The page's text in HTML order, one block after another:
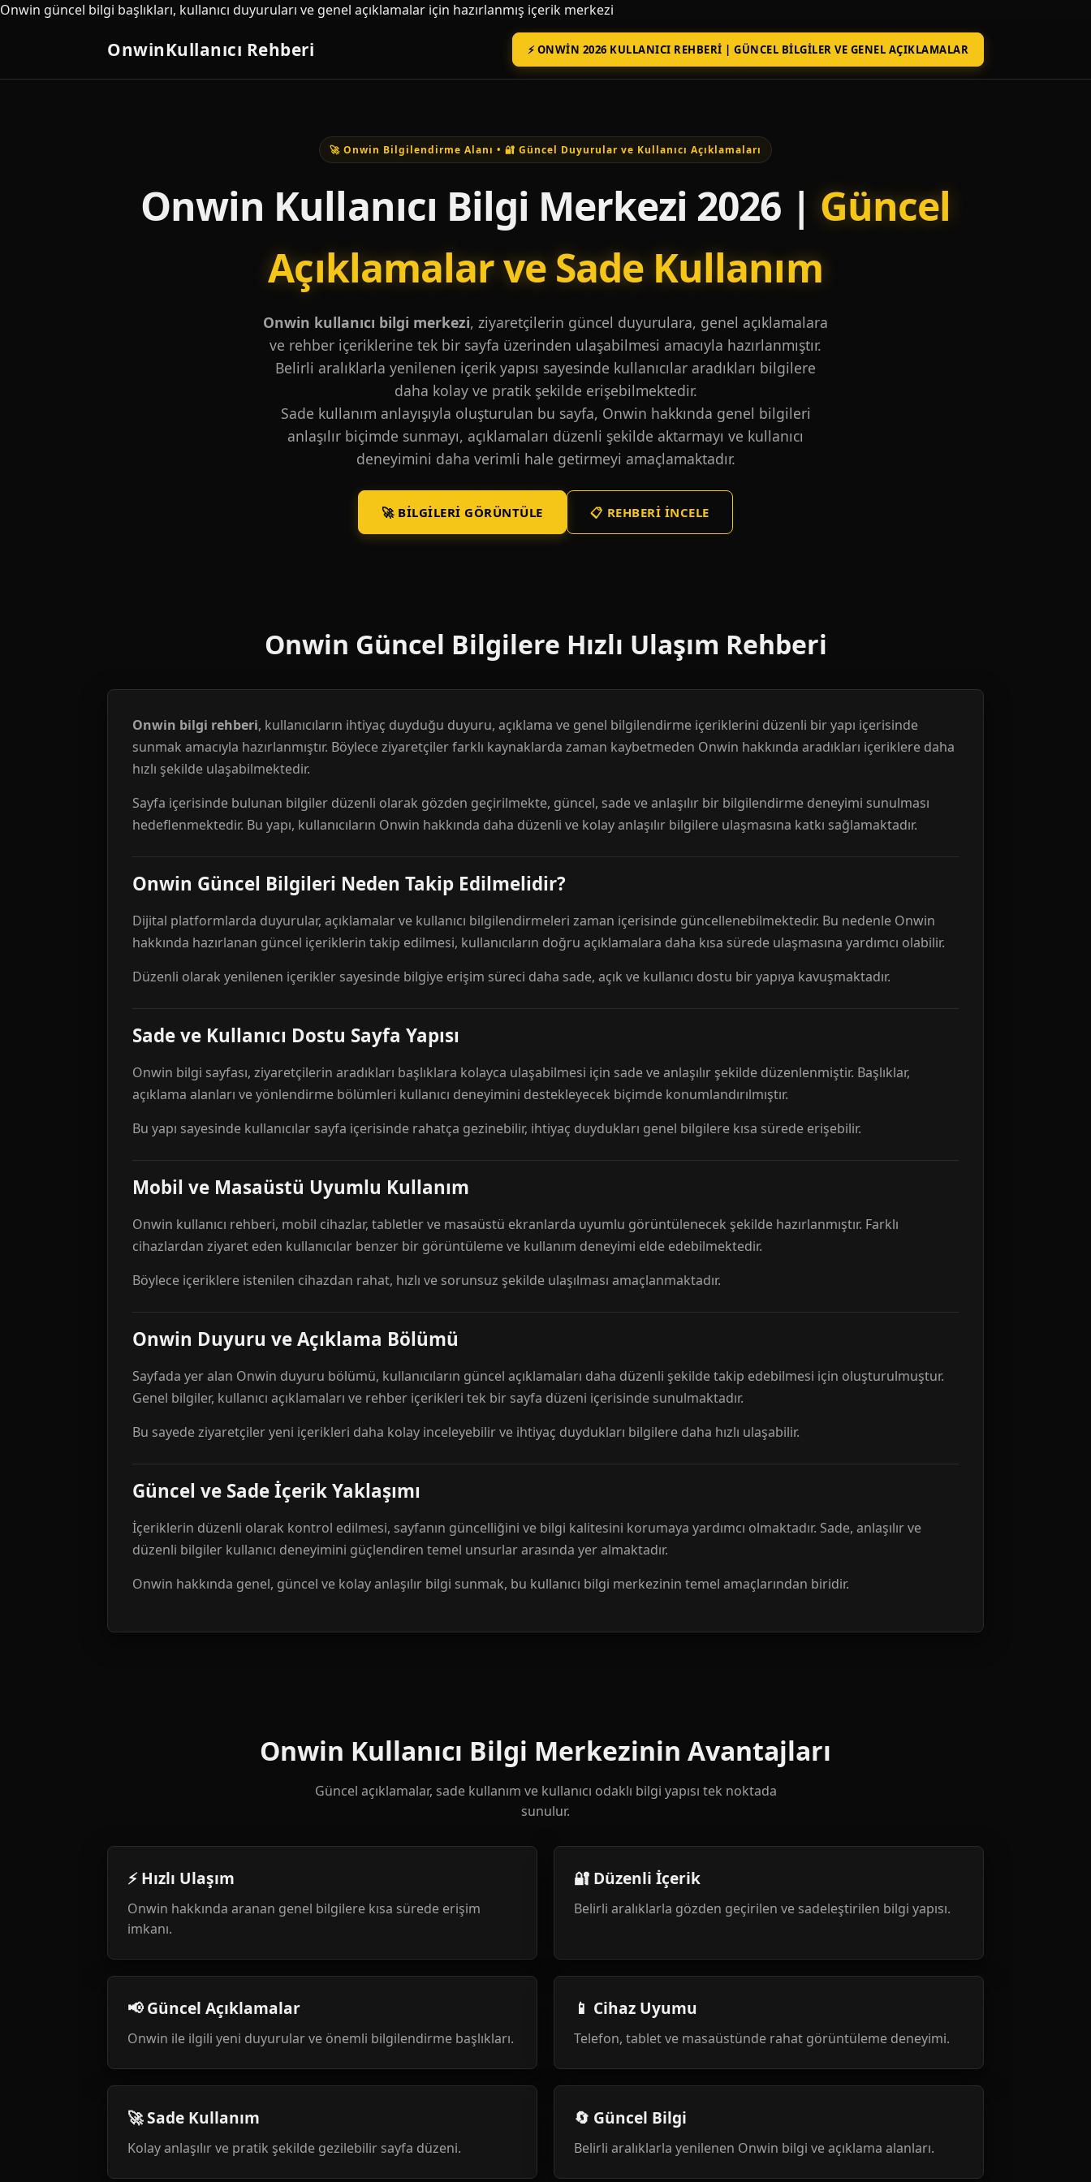
Onwin güncel bilgi başlıkları, kullanıcı duyuruları ve genel açıklamalar için hazırlanmış içerik merkezi
OnwinKullanıcı Rehberi ⚡ ONWIN 2026 KULLANICI REHBERI | GÜNCEL BILGILER VE GENEL AÇIKLAMALAR
🚀 Onwin Bilgilendirme Alanı • 🔐 Güncel Duyurular ve Kullanıcı Açıklamaları
Onwin Kullanıcı Bilgi Merkezi 2026 | Güncel
Açıklamalar ve Sade Kullanım
Onwin kullanıcı bilgi merkezi, ziyaretçilerin güncel duyurulara, genel açıklamalara
ve rehber içeriklerine tek bir sayfa üzerinden ulaşabilmesi amacıyla hazırlanmıştır.
Belirli aralıklarla yenilenen içerik yapısı sayesinde kullanıcılar aradıkları bilgilere
daha kolay ve pratik şekilde erişebilmektedir.
Sade kullanım anlayışıyla oluşturulan bu sayfa, Onwin hakkında genel bilgileri
anlaşılır biçimde sunmayı, açıklamaları düzenli şekilde aktarmayı ve kullanıcı
deneyimini daha verimli hale getirmeyi amaçlamaktadır.
🚀 BILGILERI GÖRÜNTÜLE 📋 REHBERI İNCELE
Onwin Güncel Bilgilere Hızlı Ulaşım Rehberi
Onwin bilgi rehberi, kullanıcıların ihtiyaç duyduğu duyuru, açıklama ve genel bilgilendirme içeriklerini düzenli bir yapı içerisinde
sunmak amacıyla hazırlanmıştır. Böylece ziyaretçiler farklı kaynaklarda zaman kaybetmeden Onwin hakkında aradıkları içeriklere daha
hızlı şekilde ulaşabilmektedir.
Sayfa içerisinde bulunan bilgiler düzenli olarak gözden geçirilmekte, güncel, sade ve anlaşılır bir bilgilendirme deneyimi sunulması
hedeflenmektedir. Bu yapı, kullanıcıların Onwin hakkında daha düzenli ve kolay anlaşılır bilgilere ulaşmasına katkı sağlamaktadır.
Onwin Güncel Bilgileri Neden Takip Edilmelidir?
Dijital platformlarda duyurular, açıklamalar ve kullanıcı bilgilendirmeleri zaman içerisinde güncellenebilmektedir. Bu nedenle Onwin
hakkında hazırlanan güncel içeriklerin takip edilmesi, kullanıcıların doğru açıklamalara daha kısa sürede ulaşmasına yardımcı olabilir.
Düzenli olarak yenilenen içerikler sayesinde bilgiye erişim süreci daha sade, açık ve kullanıcı dostu bir yapıya kavuşmaktadır.
Sade ve Kullanıcı Dostu Sayfa Yapısı
Onwin bilgi sayfası, ziyaretçilerin aradıkları başlıklara kolayca ulaşabilmesi için sade ve anlaşılır şekilde düzenlenmiştir. Başlıklar,
açıklama alanları ve yönlendirme bölümleri kullanıcı deneyimini destekleyecek biçimde konumlandırılmıştır.
Bu yapı sayesinde kullanıcılar sayfa içerisinde rahatça gezinebilir, ihtiyaç duydukları genel bilgilere kısa sürede erişebilir.
Mobil ve Masaüstü Uyumlu Kullanım
Onwin kullanıcı rehberi, mobil cihazlar, tabletler ve masaüstü ekranlarda uyumlu görüntülenecek şekilde hazırlanmıştır. Farklı
cihazlardan ziyaret eden kullanıcılar benzer bir görüntüleme ve kullanım deneyimi elde edebilmektedir.
Böylece içeriklere istenilen cihazdan rahat, hızlı ve sorunsuz şekilde ulaşılması amaçlanmaktadır.
Onwin Duyuru ve Açıklama Bölümü
Sayfada yer alan Onwin duyuru bölümü, kullanıcıların güncel açıklamaları daha düzenli şekilde takip edebilmesi için oluşturulmuştur.
Genel bilgiler, kullanıcı açıklamaları ve rehber içerikleri tek bir sayfa düzeni içerisinde sunulmaktadır.
Bu sayede ziyaretçiler yeni içerikleri daha kolay inceleyebilir ve ihtiyaç duydukları bilgilere daha hızlı ulaşabilir.
Güncel ve Sade İçerik Yaklaşımı
İçeriklerin düzenli olarak kontrol edilmesi, sayfanın güncelliğini ve bilgi kalitesini korumaya yardımcı olmaktadır. Sade, anlaşılır ve
düzenli bilgiler kullanıcı deneyimini güçlendiren temel unsurlar arasında yer almaktadır.
Onwin hakkında genel, güncel ve kolay anlaşılır bilgi sunmak, bu kullanıcı bilgi merkezinin temel amaçlarından biridir.
Onwin Kullanıcı Bilgi Merkezinin Avantajları
Güncel açıklamalar, sade kullanım ve kullanıcı odaklı bilgi yapısı tek noktada
sunulur.
⚡ Hızlı Ulaşım
Onwin hakkında aranan genel bilgilere kısa sürede erişim
imkanı.
🔐 Düzenli İçerik
Belirli aralıklarla gözden geçirilen ve sadeleştirilen bilgi yapısı.
📢 Güncel Açıklamalar
Onwin ile ilgili yeni duyurular ve önemli bilgilendirme başlıkları.
📱 Cihaz Uyumu
Telefon, tablet ve masaüstünde rahat görüntüleme deneyimi.
🚀 Sade Kullanım
Kolay anlaşılır ve pratik şekilde gezilebilir sayfa düzeni.
🔄 Güncel Bilgi
Belirli aralıklarla yenilenen Onwin bilgi ve açıklama alanları.